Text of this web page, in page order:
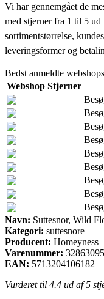
Vi har gennemgået de
med stjerner fra 1 til 5 ud
sortimentstørrelse,
leveringsformer og
Bedst anmeldte webshops
Webshop Stjerner
Navn: Suttesnor, Wild
Kategori: suttesnore
Producent: Homeyness
Varenummer:
EAN: 5713204106182
Vurderet til 4.4 ud af 5